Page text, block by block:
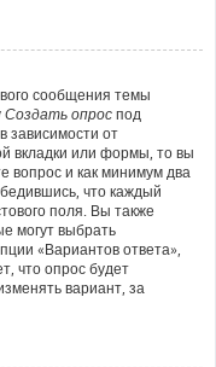
сообщения темы
Создать опрос под
зависимости от
вкладки или формы, то вы
вопрос и как минимум два
что каждый
поля. Вы также
могут выбрать
«Вариантов ответа»,
что опрос будет
вариант, за